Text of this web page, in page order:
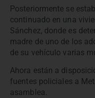
Posteriormente se
continuado en una
Sánchez, donde es
madre de uno de los
de su vehículo varias
Ahora están a
fuentes policiales a
asamblea.